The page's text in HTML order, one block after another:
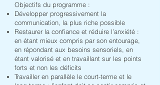
Objectifs du programme :
Développer progressivement la
communication, la plus riche possible
Restaurer la confiance et réduire l’anxiété :
en étant mieux compris par son entourage,
en répondant aux besoins sensoriels, en
étant valorisé et en travaillant sur les points
forts et non les déficits
Travailler en parallèle le court-terme et le